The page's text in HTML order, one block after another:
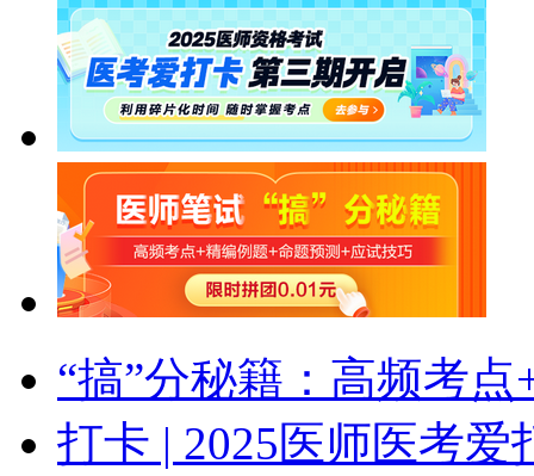
“搞”分秘籍：高频考
打卡 | 2025医师医考爱